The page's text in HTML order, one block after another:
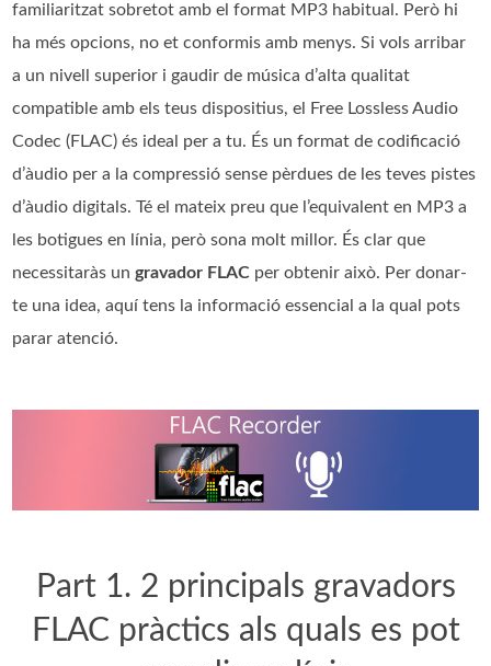
familiaritzat sobretot amb el format MP3 habitual. Però hi
ha més opcions, no et conformis amb menys. Si vols arribar
a un nivell superior i gaudir de música d’alta qualitat
compatible amb els teus dispositius, el Free Lossless Audio
Codec (FLAC) és ideal per a tu. És un format de codificació
d’àudio per a la compressió sense pèrdues de les teves pistes
d’àudio digitals. Té el mateix preu que l’equivalent en MP3 a
les botigues en línia, però sona molt millor. És clar que
necessitaràs ungravador FLAC per obtenir això. Per donar-
te una idea, aquí tens la informació essencial a la qual pots
parar atenció.
Part 1. 2 principals gravadors
FLAC pràctics als quals es pot